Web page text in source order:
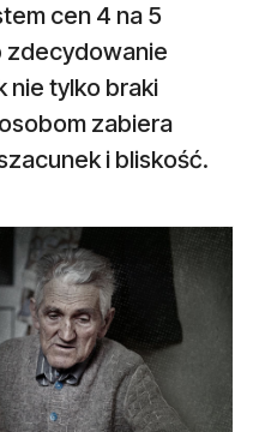
cen 4 na 5
zdecydowanie
nie tylko braki
zabiera
i bliskość.